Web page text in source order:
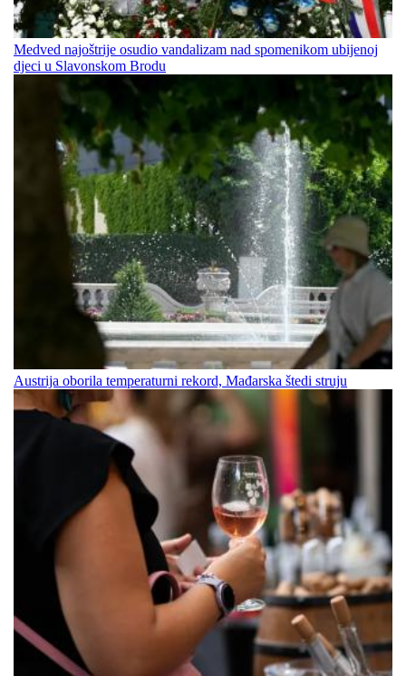
Medved najoštrije osudio vandalizam nad spomenikom ubijenoj
djeci u Slavonskom Brodu
Austrija oborila temperaturni rekord, Mađarska štedi struju